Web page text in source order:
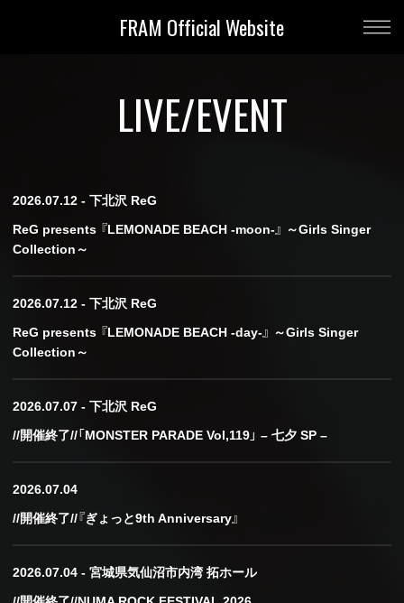
FRAM Official Website
LIVE/EVENT
2026.07.12 - 下北沢 ReG
ReG presents 『LEMONADE BEACH -moon-』 ～Girls Singer
Collection～
2026.07.12 - 下北沢 ReG
ReG presents 『LEMONADE BEACH -day-』 ～Girls Singer
Collection～
2026.07.07 - 下北沢 ReG
//開催終了//「MONSTER PARADE Vol,119」 – 七夕 SP –
2026.07.04
//開催終了//『ぎょっと9th Anniversary』
2026.07.04 - 宮城県気仙沼市内湾 拓ホール